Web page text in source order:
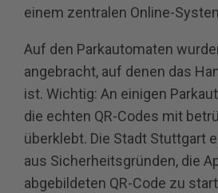
einem zentralen Online-
Auf den Parkautomaten
angebracht, auf denen das
ist. Wichtig: An einigen
die echten QR-Codes mit
überklebt. Die Stadt Stuttgart
aus Sicherheitsgründen, die
abgebildeten QR‐Code zu